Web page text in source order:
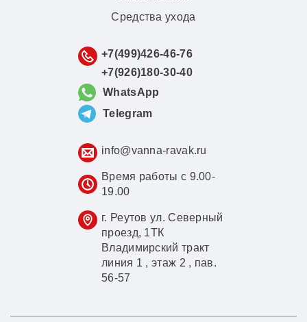
Средства ухода
+7(499)426-46-76
+7(926)180-30-40
WhatsApp
Telegram
info@vanna-ravak.ru
Время работы с 9.00-
19.00
г. Реутов ул. Северный
проезд, 1ТК
Владимирский тракт
линия 1 , этаж 2 , пав.
56-57